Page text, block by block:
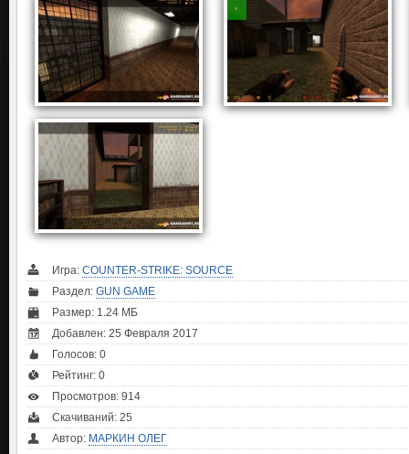
Игра: COUNTER-STRIKE: SOURCE
Раздел: GUN GAME
Размер: 1.24 МБ
Добавлен: 25 Февраля 2017
Голосов: 0
Рейтинг: 0
Просмотров: 914
Скачиваний: 25
Автор: МАРКИН ОЛЕГ